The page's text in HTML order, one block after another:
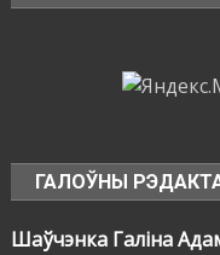
ГАЛОЎНЫ
Шаўчэнка Галіна